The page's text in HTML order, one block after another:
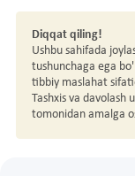
Diqqat qiling!
Ushbu sahifada
tushunchaga ega
tibbiy maslahat
Tashxis va davolash
tomonidan amalga